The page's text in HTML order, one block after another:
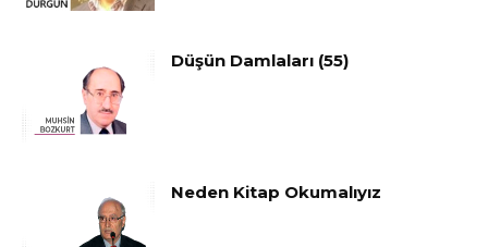
Düşün Damlaları (55)
Neden Kitap Okumalıyız